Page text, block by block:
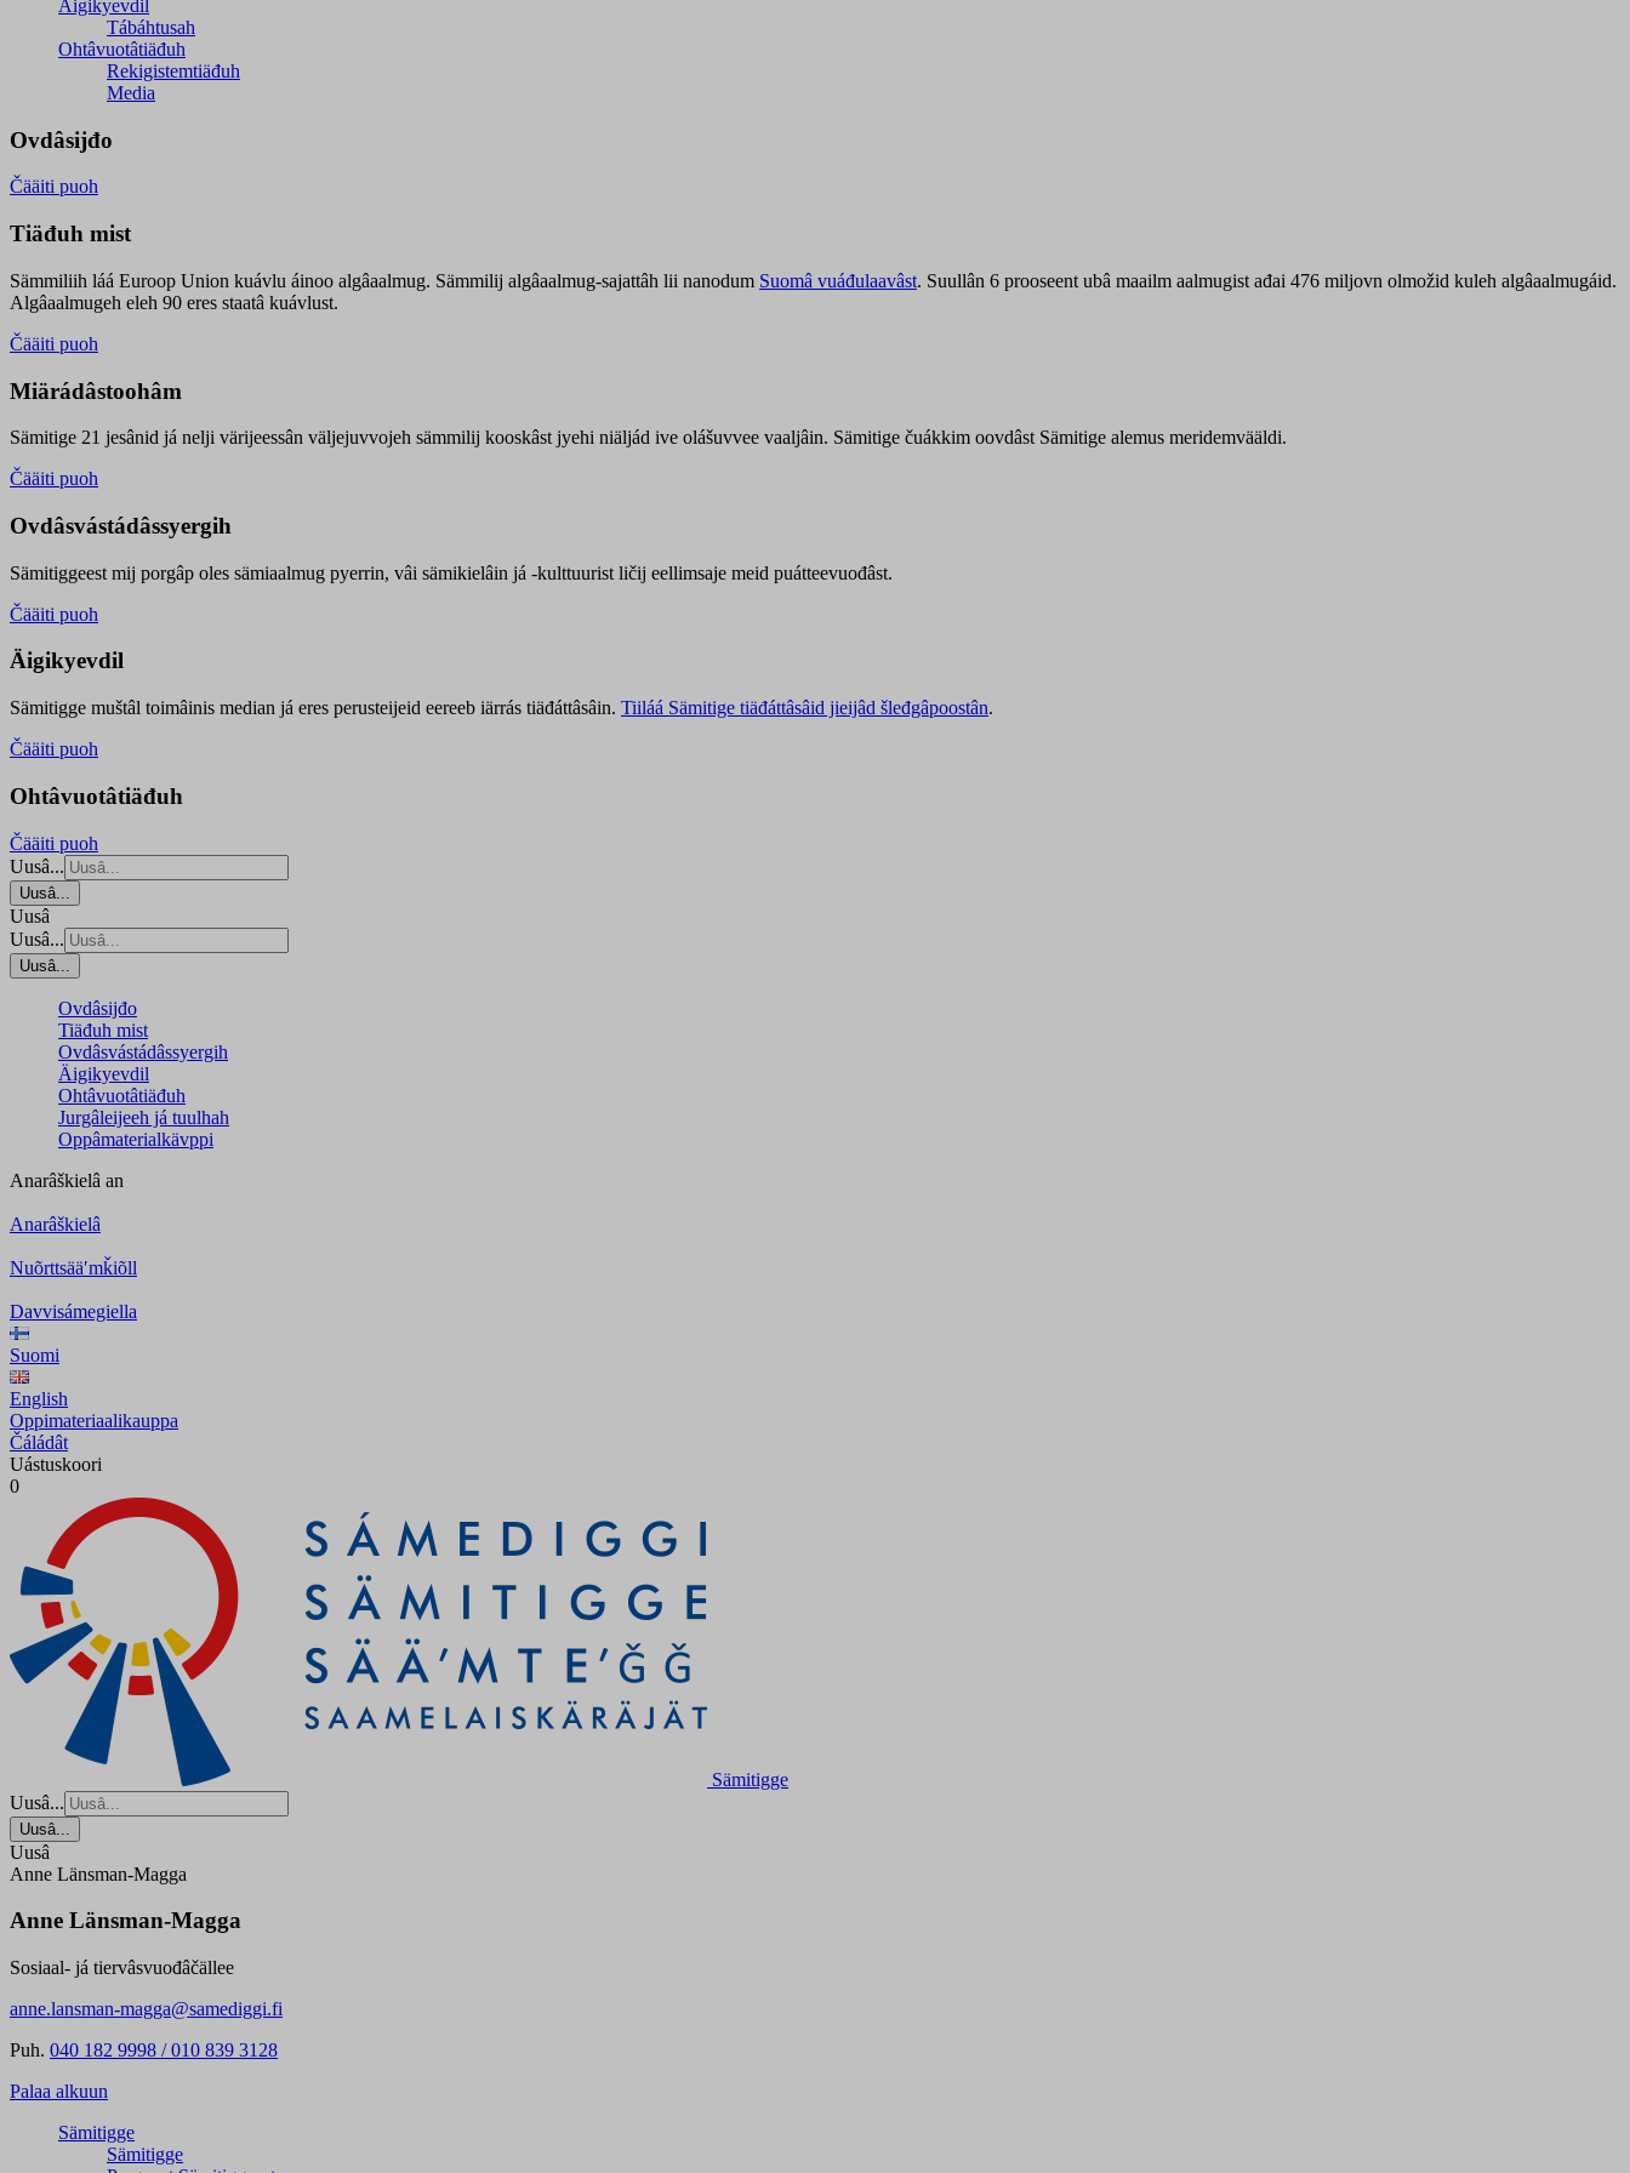
Äigikyevdil
Tábáhtusah
Ohtâvuotâtiäđuh
Rekigistemtiäđuh
Media
Ovdâsijđo
Čääiti puoh
Tiäđuh mist
Sämmiliih láá Euroop Union kuávlu áinoo algâaalmug. Sämmilij algâaalmug-sajattâh lii nanodum Suomâ vuáđulaavâst. Suullân 6 prooseent ubâ maailm aalmugist ađai 476 miljovn olmožid kuleh algâaalmugáid.
Algâaalmugeh eleh 90 eres staatâ kuávlust.
Čääiti puoh
Miärádâstoohâm
Sämitige 21 jesânid já nelji värijeessân väljejuvvojeh sämmilij kooskâst jyehi niäljád ive olášuvvee vaaljâin. Sämitige čuákkim oovdâst Sämitige alemus meridemvääldi.
Čääiti puoh
Ovdâsvástádâssyergih
Sämitiggeest mij porgâp oles sämiaalmug pyerrin, vâi sämikielâin já -kulttuurist ličij eellimsaje meid puátteevuođâst.
Čääiti puoh
Äigikyevdil
Sämitigge muštâl toimâinis median já eres perusteijeid eereeb iärrás tiäđáttâsâin. Tiiláá Sämitige tiäđáttâsâid jieijâd šleđgâpoostân.
Čääiti puoh
Ohtâvuotâtiäđuh
Čääiti puoh
Uusâ...
Uusâ...
Uusâ
Uusâ...
Uusâ...
Ovdâsijđo
Tiäđuh mist
Ovdâsvástádâssyergih
Äigikyevdil
Ohtâvuotâtiäđuh
Jurgâleijeeh já tuulhah
Oppâmaterialkävppi
Anarâškielâ an
Anarâškielâ
Nuõrttsääʹmǩiõll
Davvisámegiella
Suomi
English
Oppimateriaalikauppa
Čáládât
Uástuskoori
0
Sämitigge
Uusâ...
Uusâ...
Uusâ
Anne Länsman-Magga
Anne Länsman-Magga
Sosiaal- já tiervâsvuođâčällee
anne.lansman-magga@samediggi.fi
Puh. 040 182 9998 / 010 839 3128
Palaa alkuun
Sämitigge
Sämitigge